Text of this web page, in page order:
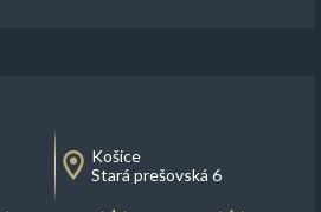
Košice
Stará prešovská 6